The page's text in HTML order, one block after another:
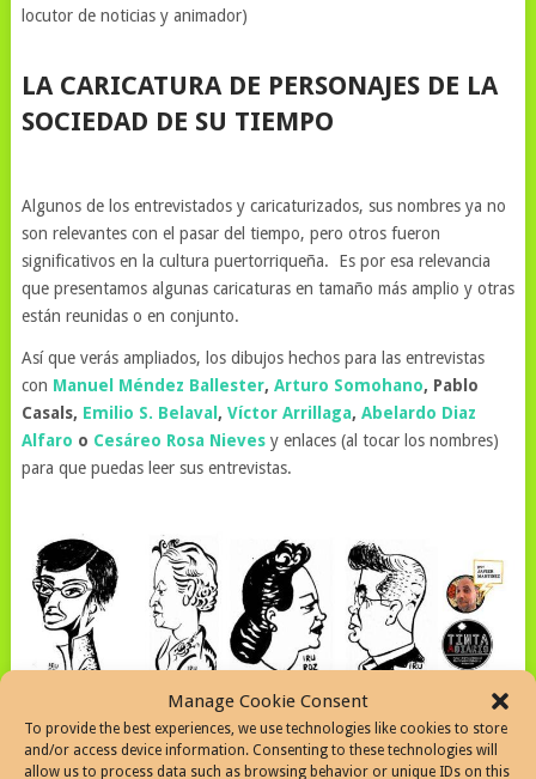
Manage Cookie Consent
To provide the best experiences, we use technologies like cookies to store
and/or access device information. Consenting to these technologies will
allow us to process data such as browsing behavior or unique IDs on this
locutor de noticias y animador)
LA CARICATURA DE PERSONAJES DE LA
SOCIEDAD DE SU TIEMPO
Algunos de los entrevistados y caricaturizados, sus nombres ya no
son relevantes con el pasar del tiempo, pero otros fueron
significativos en la cultura puertorriqueña. Es por esa relevancia
que presentamos algunas caricaturas en tamaño más amplio y otras
están reunidas o en conjunto.
Así que verás ampliados, los dibujos hechos para las entrevistas
con Manuel Méndez Ballester, Arturo Somohano, Pablo
Casals, Emilio S. Belaval , Víctor Arrillaga, Abelardo Diaz
Alfaro o Cesáreo Rosa Nievesy enlaces (al tocar los nombres)
para que puedas leer sus entrevistas.
José Antonio Irurozqui caricaturas de
Nilda González
(directora departamento de drama upr), Maria Arroyo (Presidenta
asociación maestros),Petroamerica pagan de Colon( directora